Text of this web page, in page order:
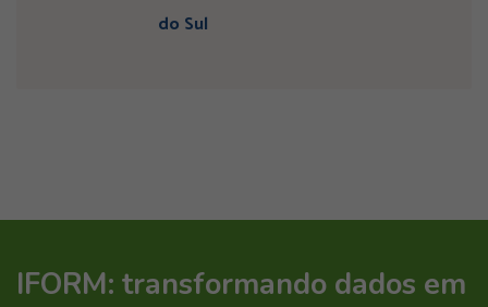
do Sul
IFORM: transformando dados em